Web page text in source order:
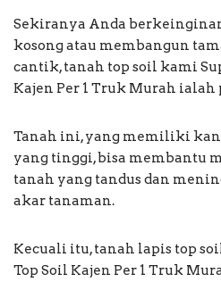
Sekiranya Anda
kosong atau membangun
cantik, tanah top soil kami
Kajen Per 1 Truk Murah
Tanah ini, yang memiliki
yang tinggi, bisa membantu
tanah yang tandus dan
akar tanaman.
Kecuali itu, tanah lapis top
Top Soil Kajen Per 1 Truk